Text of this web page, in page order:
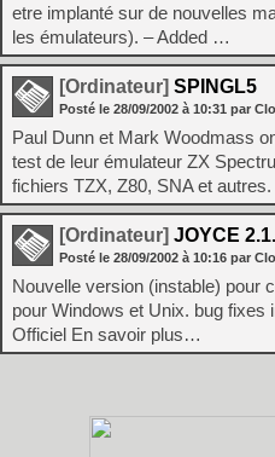
etre implanté sur de nouvelles
les émulateurs). – Added …
[Ordinateur] SPINGL5
Posté le 28/09/2002 à 10:31 par
Paul Dunn et Mark Woodmass
test de leur émulateur ZX
fichiers TZX, Z80, SNA et
[Ordinateur] JOYCE
Posté le 28/09/2002 à 10:16 par
Nouvelle version (instable) pour
pour Windows et Unix. bug fixes
Officiel En savoir plus…